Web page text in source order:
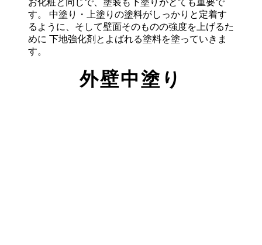
お化粧と同じで、塗装も下塗りがとても重要で
す。 中塗り・上塗りの塗料がしっかりと定着す
るように、そして壁面そのものの強度を上げるた
めに 下地強化剤とよばれる塗料を塗っていきま
す。
外壁中塗り